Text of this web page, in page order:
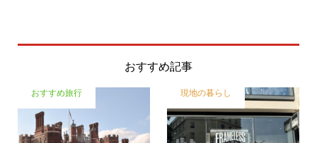
おすすめ記事
おすすめ旅行 現地の暮らし